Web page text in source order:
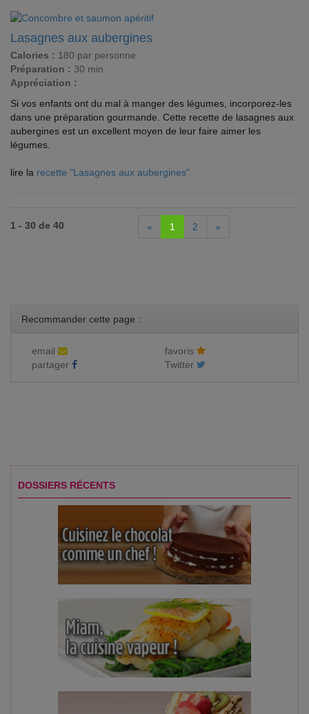
Lasagnes aux aubergines
Calories : 180 par personne
Préparation : 30 min
Appréciation :
Si vos enfants ont du mal à manger des légumes, incorporez-les
dans une préparation gourmande. Cette recette de lasagnes aux
aubergines est un excellent moyen de leur faire aimer les
légumes.
lire la recette "Lasagnes aux aubergines"
1 - 30 de 40 « 1 2 »
Recommander cette page :
email
favoris
partager
Twitter
DOSSIERS RÉCENTS